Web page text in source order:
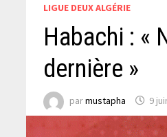
LIGUE DEUX ALGÉRIE
Habachi : «
dernière »
parmustapha 9